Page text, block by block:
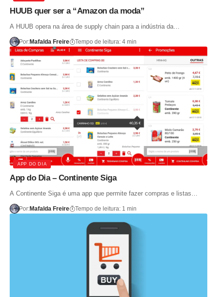
HUUB quer ser a “Amazon da moda”
A HUUB opera na área de supply chain para a indústria da…
Por:Mafalda Freire Tempo de leitura: 4 min
APP DO DIA
App do Dia – Continente Siga
A Continente Siga é uma app que permite fazer compras e listas…
Por:Mafalda Freire Tempo de leitura: 1 min